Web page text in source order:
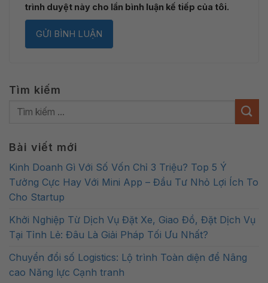
trình duyệt này cho lần bình luận kế tiếp của tôi.
Tìm kiếm
Bài viết mới
Kinh Doanh Gì Với Số Vốn Chỉ 3 Triệu? Top 5 Ý
Tưởng Cực Hay Với Mini App – Đầu Tư Nhỏ Lợi Ích To
Cho Startup
Khởi Nghiệp Từ Dịch Vụ Đặt Xe, Giao Đồ, Đặt Dịch Vụ
Tại Tỉnh Lẻ: Đâu Là Giải Pháp Tối Ưu Nhất?
Chuyển đổi số Logistics: Lộ trình Toàn diện để Nâng
cao Năng lực Cạnh tranh